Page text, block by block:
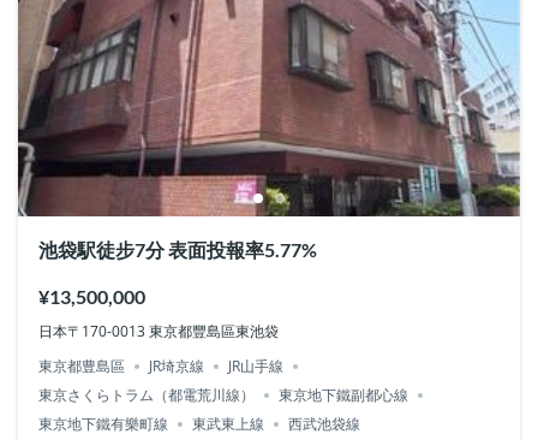
池袋駅徒步7分 表面投報率5.77%
¥13,500,000
日本〒170-0013 東京都豐島區東池袋
東京都豊島區
JR埼京線
JR山手線
東京さくらトラム（都電荒川線）
東京地下鐵副都心線
東京地下鐵有樂町線
東武東上線 西武池袋線